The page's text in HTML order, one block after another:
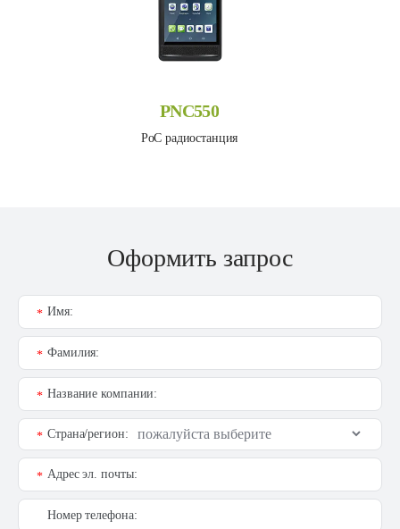
PNC550
PoC радиостанция
Оформить запрос
Имя:
*
Фамилия:
*
Название компании:
*
Страна/регион:
*
Адрес эл. почты:
*
Номер телефона: